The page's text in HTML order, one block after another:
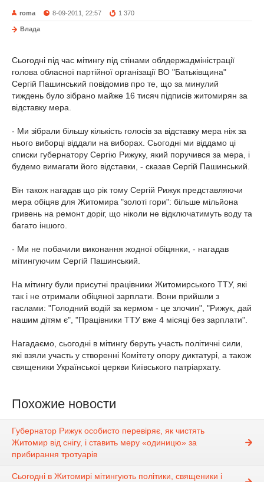
roma 8-09-2011, 22:57 1 370
Влада
Сьогодні під час мітингу під стінами облдержадміністрації
голова обласної партійної організації ВО "Батьківщина"
Сергій Пашинський повідомив про те, що за минулий
тиждень було зібрано майже 16 тисяч підписів житомирян за
відставку мера.
- Ми зібрали більшу кількість голосів за відставку мера ніж за
нього виборці віддали на виборах. Сьогодні ми віддамо ці
списки губернатору Сергію Рижуку, який поручився за мера, і
будемо вимагати його відставки, - сказав Сергій Пашинський.
Він також нагадав що рік тому Сергій Рижук представляючи
мера обіцяв для Житомира "золоті гори": більше мільйона
гривень на ремонт доріг, що ніколи не відключатимуть воду та
багато іншого.
- Ми не побачили виконання жодної обіцянки, - нагадав
мітингуючим Сергій Пашинський.
На мітингу були присутні працівники Житомирського ТТУ, які
так і не отримали обіцяної зарплати. Вони прийшли з
гаслами: "Голодний водій за кермом - це злочин", "Рижук, дай
нашим дітям є", "Працівники ТТУ вже 4 місяці без зарплати".
Нагадаємо, сьогодні в мітингу беруть участь політичні сили,
які взяли участь у створенні Комітету опору диктатурі, а також
священики Української церкви Київського патріархату.
Похожие новости
Губернатор Рижук особисто перевіряє, як чистять
Житомир від снігу, і ставить меру «одиницю» за
прибирання тротуарів
Сьогодні в Житомирі мітингують політики, священики і